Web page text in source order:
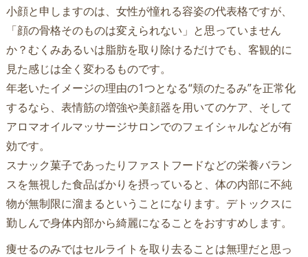
小顔と申しますのは、女性が憧れる容姿の代表格ですが、
「顔の骨格そのものは変えられない」と思っていません
か？むくみあるいは脂肪を取り除けるだけでも、客観的に
見た感じは全く変わるものです。
年老いたイメージの理由の1つとなる“頬のたるみ”を正常化
するなら、表情筋の増強や美顔器を用いてのケア、そして
アロマオイルマッサージサロンでのフェイシャルなどが有
効です。
スナック菓子であったりファストフードなどの栄養バラン
スを無視した食品ばかりを摂っていると、体の内部に不純
物が無制限に溜まるということになります。デトックスに
勤しんで身体内部から綺麗になることをおすすめします。
痩せるのみではセルライトを取り去ることは無理だと思っ